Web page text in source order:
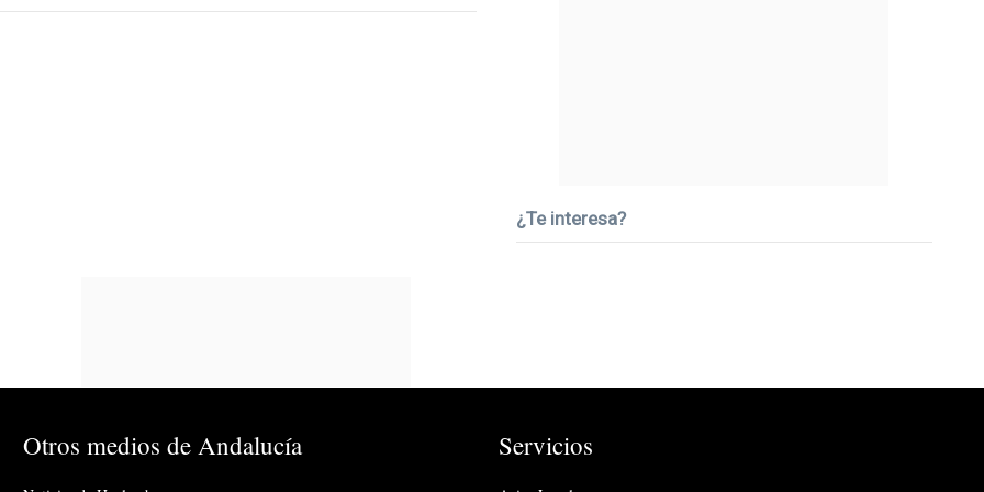
¿Te interesa?
Otros medios de Andalucía Servicios